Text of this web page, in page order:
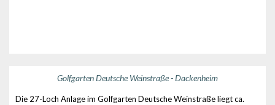
Golfgarten Deutsche Weinstraße - Dackenheim
Die 27-Loch Anlage im Golfgarten Deutsche Weinstraße liegt ca.